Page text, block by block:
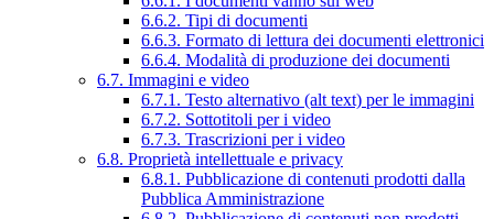
6.6.2. Tipi di documenti
6.6.3. Formato di lettura dei documenti elettronici
6.6.4. Modalità di produzione dei documenti
6.7. Immagini e video
6.7.1. Testo alternativo (alt text) per le immagini
6.7.2. Sottotitoli per i video
6.7.3. Trascrizioni per i video
6.8. Proprietà intellettuale e privacy
6.8.1. Pubblicazione di contenuti prodotti dalla
Pubblica Amministrazione